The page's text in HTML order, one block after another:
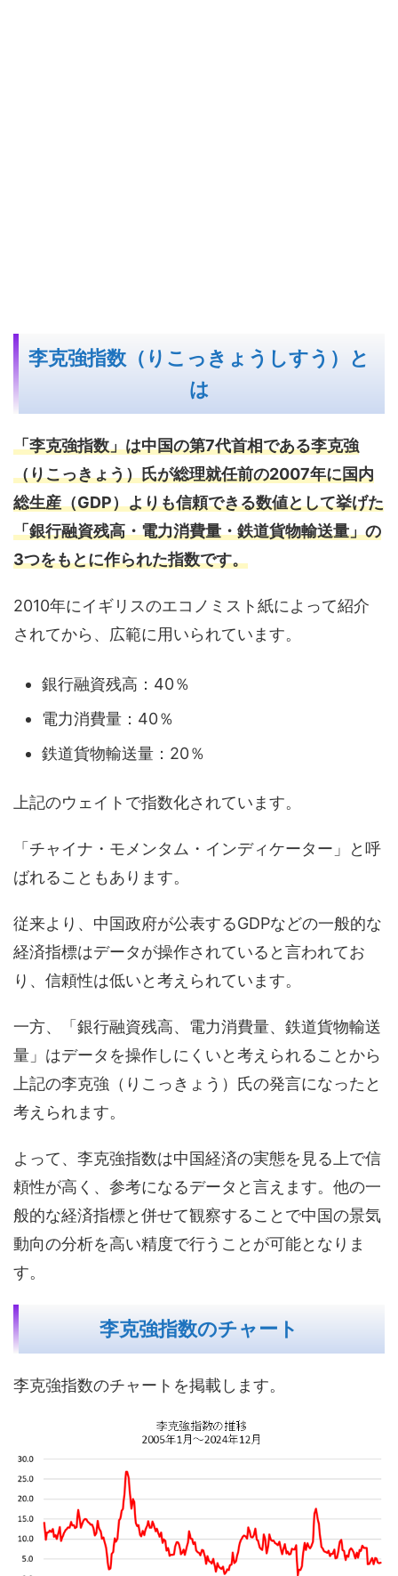
李克強指数（りこっきょうしすう）と
は
「李克強指数」は中国の第7代首相である李克強
（りこっきょう）氏が総理就任前の2007年に国内
総生産（GDP）よりも信頼できる数値として挙げた
「銀行融資残高・電力消費量・鉄道貨物輸送量」の
3つをもとに作られた指数です。
2010年にイギリスのエコノミスト紙によって紹介
されてから、広範に用いられています。
銀行融資残高：40％
電力消費量：40％
鉄道貨物輸送量：20％
上記のウェイトで指数化されています。
「チャイナ・モメンタム・インディケーター」と呼
ばれることもあります。
従来より、中国政府が公表するGDPなどの一般的な
経済指標はデータが操作されていると言われてお
り、信頼性は低いと考えられています。
一方、「銀行融資残高、電力消費量、鉄道貨物輸送
量」はデータを操作しにくいと考えられることから
上記の李克強（りこっきょう）氏の発言になったと
考えられます。
よって、李克強指数は中国経済の実態を見る上で信
頼性が高く、参考になるデータと言えます。他の一
般的な経済指標と併せて観察することで中国の景気
動向の分析を高い精度で行うことが可能となりま
す。
李克強指数のチャート
李克強指数のチャートを掲載します。